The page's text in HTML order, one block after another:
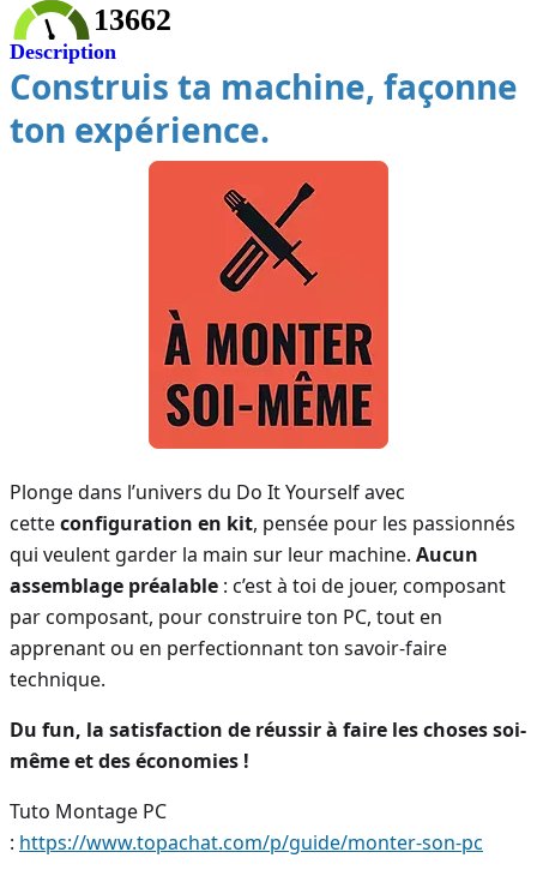
13662
Description
Construis ta machine, façonne
ton expérience.
Plonge dans l’univers du Do It Yourself avec
cetteconfiguration en kit, pensée pour les passionnés
qui veulent garder la main sur leur machine. Aucun
assemblage préalable : c’est à toi de jouer, composant
par composant, pour construire ton PC, tout en
apprenant ou en perfectionnant ton savoir-faire
technique.
Du fun, la satisfaction de réussir à faire les choses soi-
même et des économies !
Tuto Montage PC
: https://www.topachat.com/p/guide/monter-son-pc